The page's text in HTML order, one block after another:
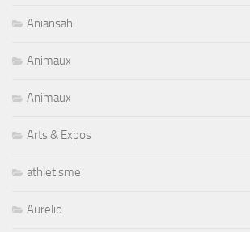
Aniansah
Animaux
Animaux
Arts & Expos
athletisme
Aurelio